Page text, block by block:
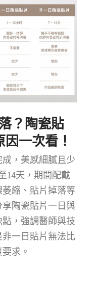
？陶瓷貼
一次看！
，美感細膩且少
14天，期間配戴
縮、貼片掉落等
陶瓷貼片一日與
，強調醫師與技
一日貼片無法比
求。